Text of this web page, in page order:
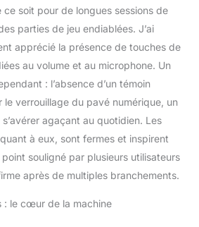
ou le
divertissement. Le
ASUS TUF Gaming
A15-TUF506NCR-
HN013W est doté
d'une carte
graphique NVIDIA
GeForce RTX 3050
Laptop GPU avec 4
Go de mémoire
GDDR6. Cette carte
graphique offre des
visuels de haute
qualité et des
ce soit pour de longues sessions de
parties de jeu endiablées. J’ai
apprécié la présence de touches de
au volume et au microphone. Un
: l’absence d’un témoin
le verrouillage du pavé numérique, un
agaçant au quotidien. Les
à eux, sont fermes et inspirent
souligné par plusieurs utilisateurs
après de multiples branchements.
: le cœur de la machine